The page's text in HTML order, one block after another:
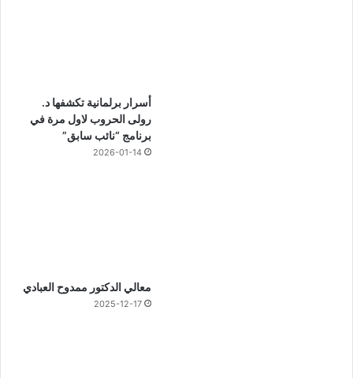
أسرار برلمانية تكشفها د.
رولى الحروب لاول مرة في
برنامج “نائب سابق”
2026-01-14
معالي الدكتور ممدوح العبادي
2025-12-17